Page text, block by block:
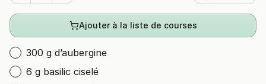
Ajouter à la liste de courses
300 g d’aubergine
6 g basilic ciselé